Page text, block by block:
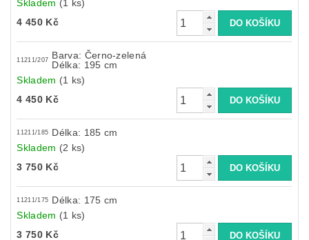
Skladem (1 ks)
4 450 Kč
11211/207 Barva: Černo-zelená
Délka: 195 cm
Skladem (1 ks)
4 450 Kč
11211/185 Délka: 185 cm
Skladem (2 ks)
3 750 Kč
11211/175 Délka: 175 cm
Skladem (1 ks)
3 750 Kč